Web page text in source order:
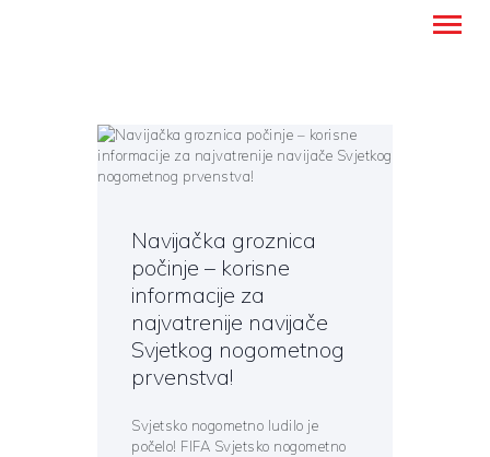
TITELSEITE
FREMDSPRACHENUNTER
RICHT
ÜBER UNS
BLOG
KONTAKT
Navijačka groznica
počinje – korisne
informacije za
najvatrenije navijače
Svjetkog nogometnog
prvenstva!
Svjetsko nogometno ludilo je
počelo! FIFA Svjetsko nogometno